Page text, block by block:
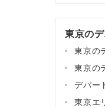
東京の
東京の
東京の
デパー
東京エ